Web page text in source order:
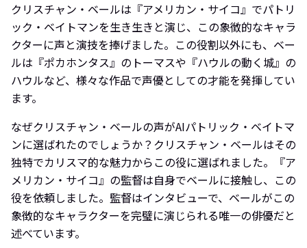
クリスチャン・ベールは『アメリカン・サイコ』でパトリ
ック・ベイトマンを生き生きと演じ、この象徴的なキャラ
クターに声と演技を捧げました。この役割以外にも、ベー
ルは『ポカホンタス』のトーマスや『ハウルの動く城』の
ハウルなど、様々な作品で声優としての才能を発揮してい
ます。
なぜクリスチャン・ベールの声がAIパトリック・ベイトマ
ンに選ばれたのでしょうか？クリスチャン・ベールはその
独特でカリスマ的な魅力からこの役に選ばれました。『ア
メリカン・サイコ』の監督は自身でベールに接触し、この
役を依頼しました。監督はインタビューで、ベールがこの
象徴的なキャラクターを完璧に演じられる唯一の俳優だと
述べています。